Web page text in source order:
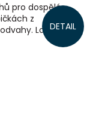
DETAIL
pro dospělé
z
Loudavý,